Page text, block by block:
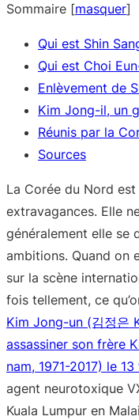
Sommaire [masquer]
Qui est Shin
Qui est Choi
Enlèvement de
Kim Jong-il, un
Réunis par la
Sources
La Corée du Nord
extravagances. Elle
généralement elle se
ambitions. Quand on
sur la scène
fois tellement, ce
Kim Jong-un (김정은
assassiner son frère
nam, 1971-2017) le
agent neurotoxique
Kuala Lumpur en